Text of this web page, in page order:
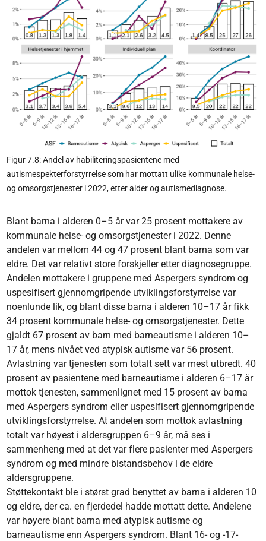
Figur 7.8: Andel av habiliteringspasientene med
autismespekterforstyrrelse som har mottatt ulike kommunale helse-
og omsorgstjenester i 2022, etter alder og autismediagnose.
Blant barna i alderen 0–5 år var 25 prosent mottakere av
kommunale helse- og omsorgstjenester i 2022. Denne
andelen var mellom 44 og 47 prosent blant barna som var
eldre. Det var relativt store forskjeller etter diagnosegruppe.
Andelen mottakere i gruppene med Aspergers syndrom og
uspesifisert gjennomgripende utviklingsforstyrrelse var
noenlunde lik, og blant disse barna i alderen 10–17 år fikk
34 prosent kommunale helse- og omsorgstjenester. Dette
gjaldt 67 prosent av barn med barneautisme i alderen 10–
17 år, mens nivået ved atypisk autisme var 56 prosent.
Avlastning var tjenesten som totalt sett var mest utbredt. 40
prosent av pasientene med barneautisme i alderen 6–17 år
mottok tjenesten, sammenlignet med 15 prosent av barna
med Aspergers syndrom eller uspesifisert gjennomgripende
utviklingsforstyrrelse. At andelen som mottok avlastning
totalt var høyest i aldersgruppen 6–9 år, må ses i
sammenheng med at det var flere pasienter med Aspergers
syndrom og med mindre bistandsbehov i de eldre
aldersgruppene.
Støttekontakt ble i størst grad benyttet av barna i alderen 10
og eldre, der ca. en fjerdedel hadde mottatt dette. Andelene
var høyere blant barna med atypisk autisme og
barneautisme enn Aspergers syndrom. Blant 16- og -17-